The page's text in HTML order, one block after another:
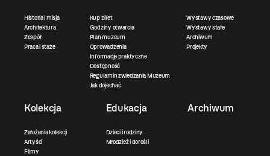
Historia i misja
Architektura
Zespół
Praca i staże
Kup bilet
Godziny otwarcia
Plan muzeum
Oprowadzenia
Informacje praktyczne
Dostępność
Regulamin zwiedzania Muzeum
Jak dojechać
Wystawy czasowe
Wystawy stałe
Archiwum
Projekty
Kolekcja
Założenia kolekcji
Artyści
Filmy
Edukacja
Dzieci i rodziny
Młodzież i dorośli
Archiwum